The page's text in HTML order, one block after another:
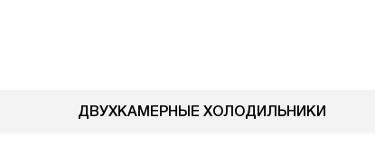
ДВУХКАМЕРНЫЕ ХОЛОДИЛЬНИКИ